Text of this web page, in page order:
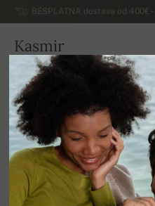
BESPLATNA dostava od 400€
Kasmir
HRVATSKA
Kuća ŽENSKI